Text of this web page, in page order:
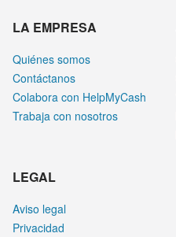
LA EMPRESA
Quiénes somos
Contáctanos
Colabora con HelpMyCash
Trabaja con nosotros
LEGAL
Aviso legal
Privacidad